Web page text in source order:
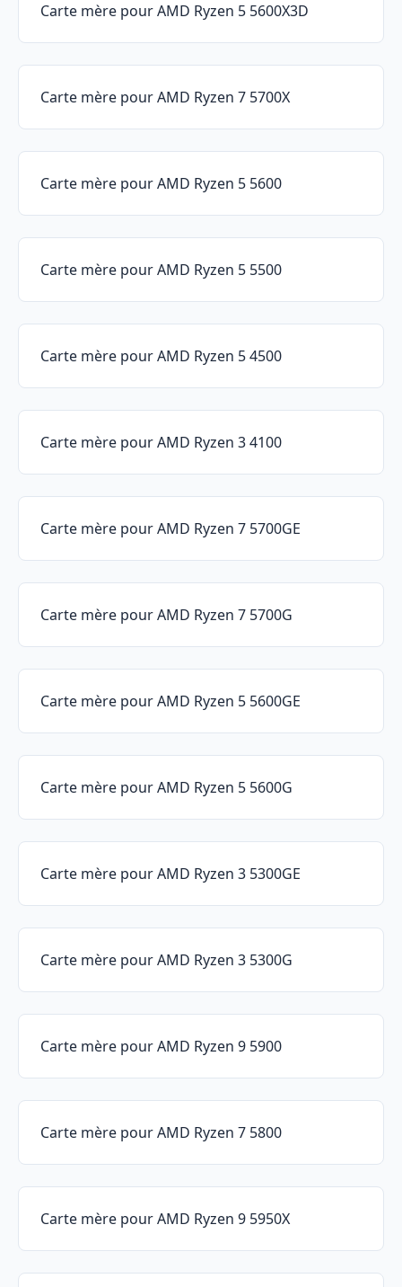
Carte mère pour AMD Ryzen 5 5600X3D
Carte mère pour AMD Ryzen 7 5700X
Carte mère pour AMD Ryzen 5 5600
Carte mère pour AMD Ryzen 5 5500
Carte mère pour AMD Ryzen 5 4500
Carte mère pour AMD Ryzen 3 4100
Carte mère pour AMD Ryzen 7 5700GE
Carte mère pour AMD Ryzen 7 5700G
Carte mère pour AMD Ryzen 5 5600GE
Carte mère pour AMD Ryzen 5 5600G
Carte mère pour AMD Ryzen 3 5300GE
Carte mère pour AMD Ryzen 3 5300G
Carte mère pour AMD Ryzen 9 5900
Carte mère pour AMD Ryzen 7 5800
Carte mère pour AMD Ryzen 9 5950X